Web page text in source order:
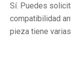
Sí. Puedes
compatibilidad
pieza tiene